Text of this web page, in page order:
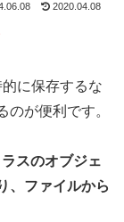
2020.04.08
に保存するな
のが便利です。
スのオブジェ
、ファイルから